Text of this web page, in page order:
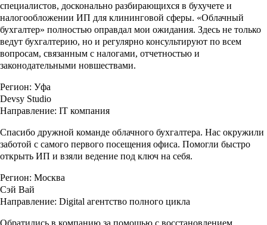
специалистов, досконально разбирающихся в бухучете и
налогообложении ИП для клининговой сферы. «Облачный
бухгалтер» полностью оправдал мои ожидания. Здесь не только
ведут бухгалтерию, но и регулярно консультируют по всем
вопросам, связанным с налогами, отчетностью и
законодательными новшествами.
Регион: Уфа
Devsy Studio
Направление: IT компания
Спасибо дружной команде облачного бухгалтера. Нас окружили
заботой с самого первого посещения офиса. Помогли быстро
открыть ИП и взяли ведение под ключ на себя.
Регион: Москва
Сэй Вай
Направление: Digital агентство полного цикла